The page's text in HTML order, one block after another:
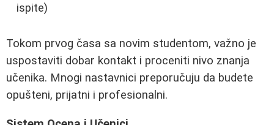
ispite)
Tokom prvog časa sa novim studentom, važno je
uspostaviti dobar kontakt i proceniti nivo znanja
učenika. Mnogi nastavnici preporučuju da budete
opušteni, prijatni i profesionalni.